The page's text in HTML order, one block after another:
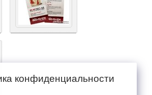
конфиденциальности